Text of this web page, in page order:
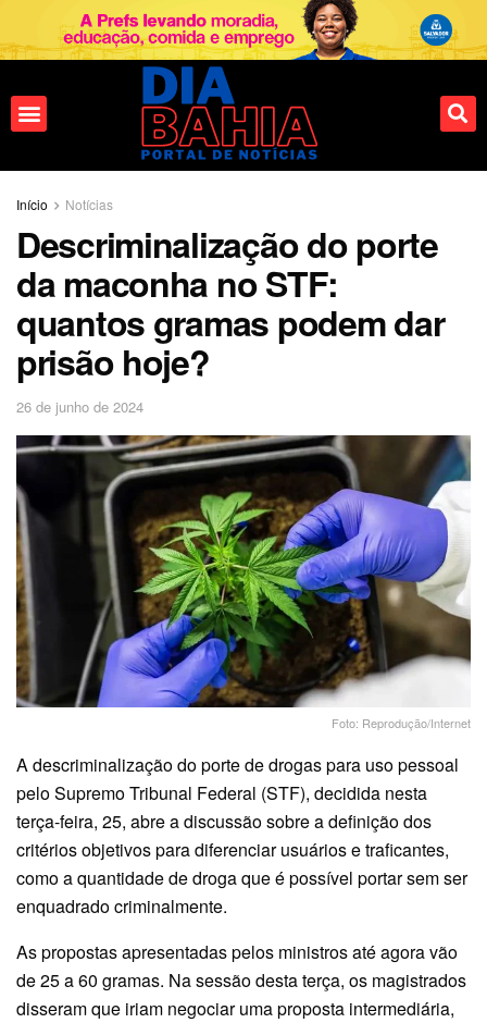
Início Notícias
Descriminalização do porte
da maconha no STF:
quantos gramas podem dar
prisão hoje?
26 de junho de 2024
Foto: Reprodução/Internet
A descriminalização do porte de drogas para uso pessoal
pelo Supremo Tribunal Federal (STF), decidida nesta
terça-feira, 25, abre a discussão sobre a definição dos
critérios objetivos para diferenciar usuários e traficantes,
como a quantidade de droga que é possível portar sem ser
enquadrado criminalmente.
As propostas apresentadas pelos ministros até agora vão
de 25 a 60 gramas. Na sessão desta terça, os magistrados
disseram que iriam negociar uma proposta intermediária,